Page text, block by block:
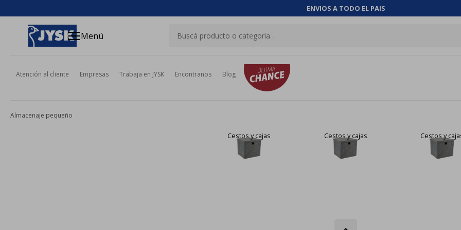
ENVIOS A TODO EL PAIS
menuMenú
Atención al cliente Empresas Trabaja en JYSK Encontranos Blog
Almacenaje pequeño
Cestos y cajas Cestos y cajas Cestos y
close